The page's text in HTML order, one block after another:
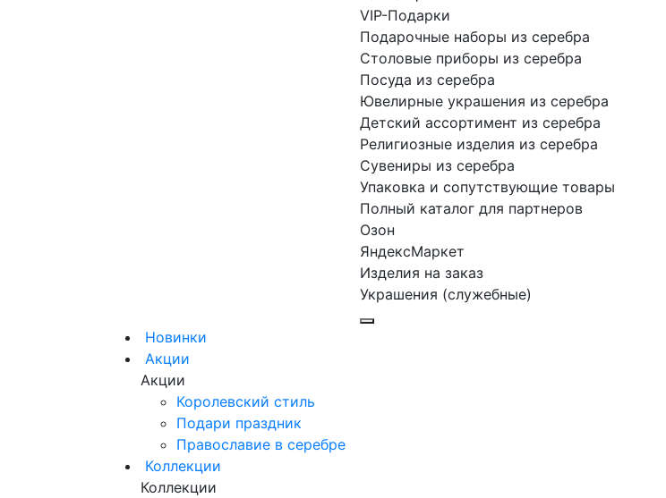
VIP-Подарки
Подарочные наборы из серебра
Столовые приборы из серебра
Посуда из серебра
Ювелирные украшения из серебра
Детский ассортимент из серебра
Религиозные изделия из серебра
Сувениры из серебра
Упаковка и сопутствующие товары
Полный каталог для партнеров
Озон
ЯндексМаркет
Изделия на заказ
Украшения (служебные)
Новинки
Акции
Акции
Королевский стиль
Подари праздник
Православие в серебре
Коллекции
Коллекции